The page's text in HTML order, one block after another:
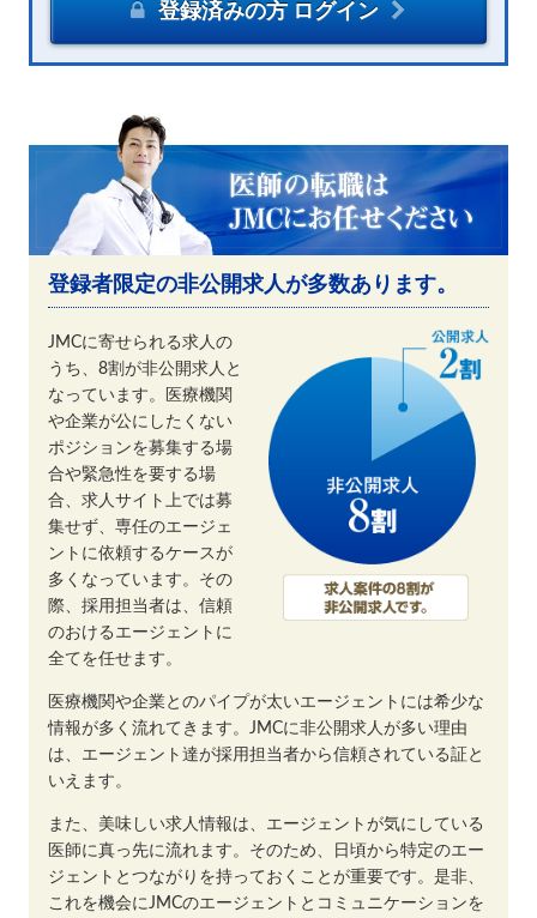
登録済みの方 ログイン
登録者限定の非公開求人が多数あります。
JMCに寄せられる求人の
うち、8割が非公開求人と
なっています。医療機関
や企業が公にしたくない
ポジションを募集する場
合や緊急性を要する場
合、求人サイト上では募
集せず、専任のエージェ
ントに依頼するケースが
多くなっています。その
際、採用担当者は、信頼
のおけるエージェントに
全てを任せます。
医療機関や企業とのパイプが太いエージェントには希少な
情報が多く流れてきます。JMCに非公開求人が多い理由
は、エージェント達が採用担当者から信頼されている証と
いえます。
また、美味しい求人情報は、エージェントが気にしている
医師に真っ先に流れます。そのため、日頃から特定のエー
ジェントとつながりを持っておくことが重要です。是非、
これを機会にJMCのエージェントとコミュニケーションを